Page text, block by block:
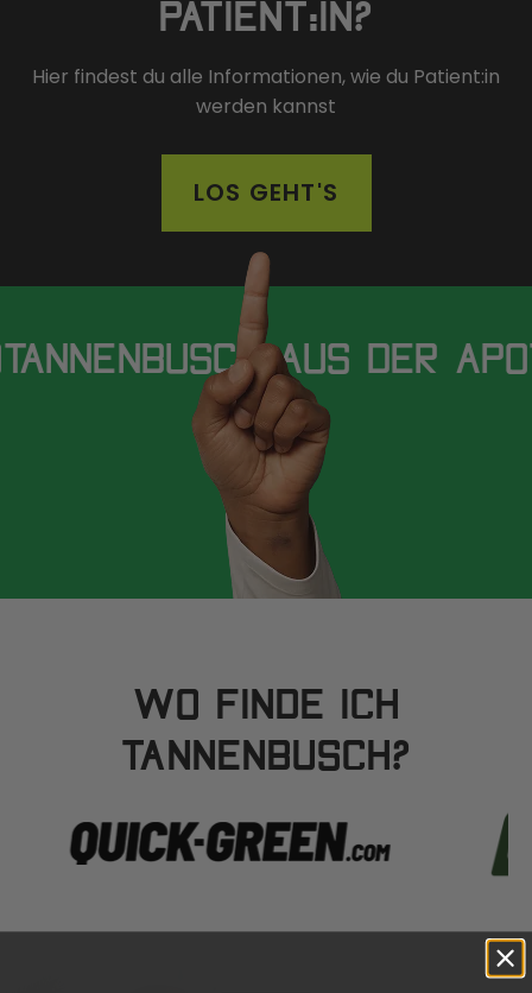
PATIENT:IN?
Hier findest du alle Informationen, wie du Patient:in
werden kannst
LOS GEHT'S
AUS DER APO
WO FINDE ICH
TANNENBUSCH?